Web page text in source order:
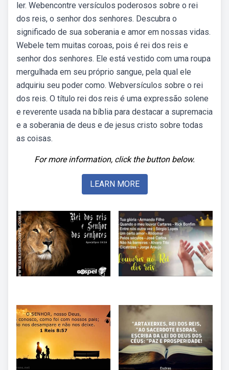
ler. Webencontre versículos poderosos sobre o rei
dos reis, o senhor dos senhores. Descubra o
significado de sua soberania e amor em nossas vidas.
Webele tem muitas coroas, pois é rei dos reis e
senhor dos senhores. Ele está vestido com uma roupa
mergulhada em seu próprio sangue, pela qual ele
adquiriu seu poder como. Webversículos sobre o rei
dos reis. O título rei dos reis é uma expressão solene
e reverente usada na bíblia para destacar a supremacia
e a soberania de deus e de jesus cristo sobre todas
as coisas.
For more information, click the button below.
LEARN MORE